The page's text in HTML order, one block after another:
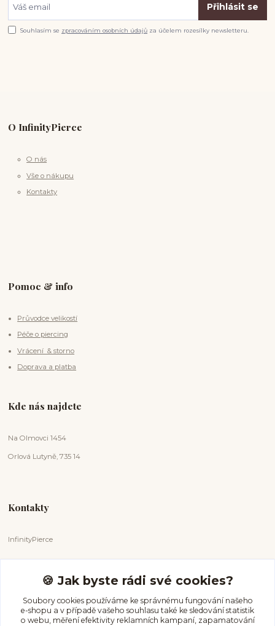
Přihlásit se
Souhlasím se zpracováním osobních údajů za účelem rozesílky newsletteru.
O InfinityPierce
O nás
Vše o nákupu
Kontakty
Pomoc & info
Průvodce velikostí
Péče o piercing
Vrácení & storno
Doprava a platba
Kde nás najdete
Na Olmovci 1454
Orlová Lutyně, 735 14
Kontakty
InfinityPierce
+420 731 681 038
(Po-Ne, 9-18 hod.)
info@infinitypierce.cz
🍪 Jak byste rádi své cookies?
Soubory cookies používáme ke správnému fungování našeho
e-shopu a v případě vašeho souhlasu také ke sledování statistik
o webu, měření efektivity reklamních kampaní, zapamatování